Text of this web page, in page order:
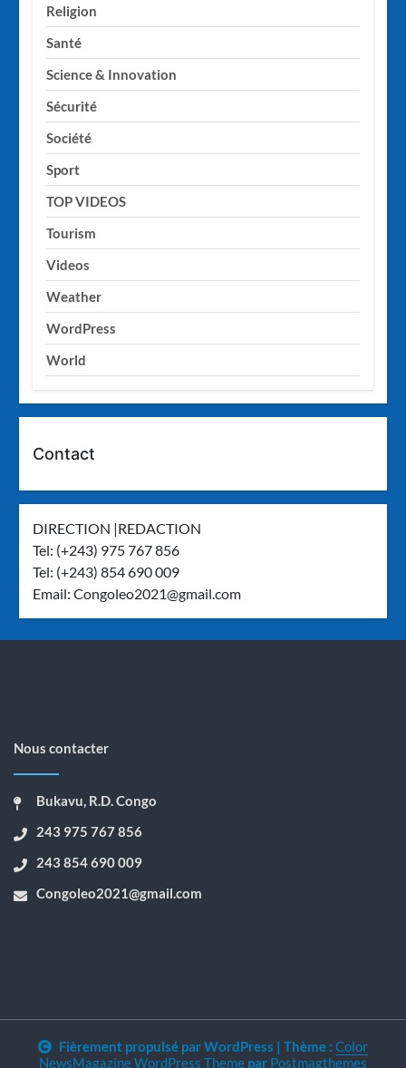
Religion
Santé
Science & Innovation
Sécurité
Société
Sport
TOP VIDEOS
Tourism
Videos
Weather
WordPress
World
Contact
DIRECTION |REDACTION
Tel: (+243) 975 767 856
Tel: (+243) 854 690 009
Email:Congoleo2021@gmail.com
Nous contacter
Bukavu, R.D. Congo
243 975 767 856
243 854 690 009
Congoleo2021@gmail.com
Fièrement propulsé par WordPress | Thème : Color
NewsMagazine WordPress Theme par Postmagthemes